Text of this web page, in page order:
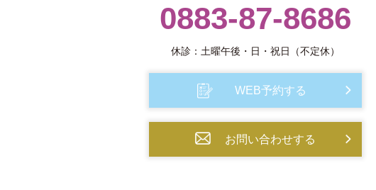
0883-87-8686
休診：土曜午後・日・祝日（不定休）
WEB予約する
お問い合わせする